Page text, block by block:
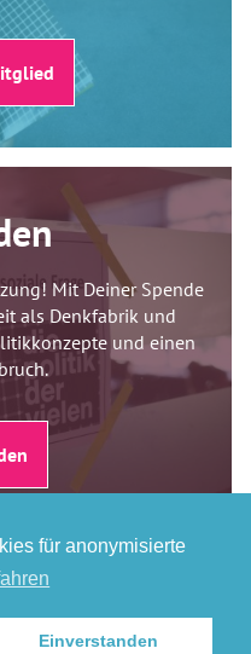
für anonymisierte
Einverstanden
Mit Deiner Spende
als Denkfabrik und
und einen